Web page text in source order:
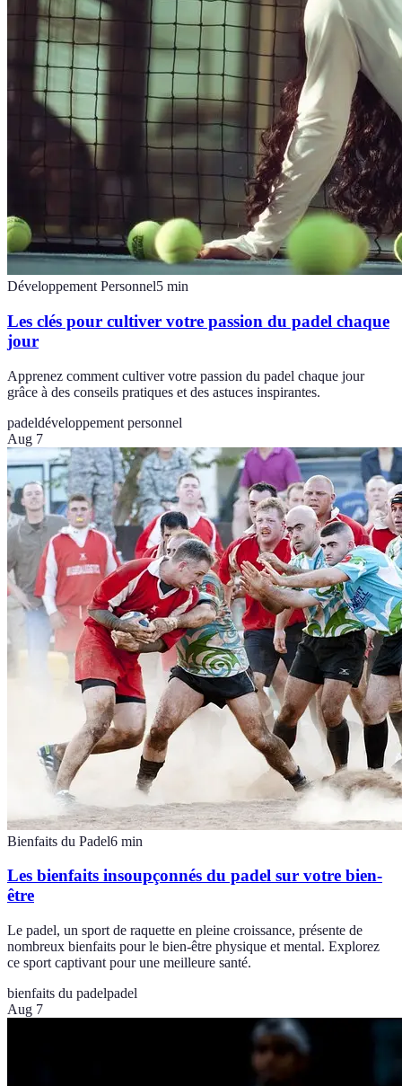
Développement Personnel5 min
Les clés pour cultiver votre passion du padel chaque
jour
Apprenez comment cultiver votre passion du padel chaque jour
grâce à des conseils pratiques et des astuces inspirantes.
padeldéveloppement personnel
Aug 7
Bienfaits du Padel6 min
Les bienfaits insoupçonnés du padel sur votre bien-
être
Le padel, un sport de raquette en pleine croissance, présente de
nombreux bienfaits pour le bien-être physique et mental. Explorez
ce sport captivant pour une meilleure santé.
bienfaits du padelpadel
Aug 7